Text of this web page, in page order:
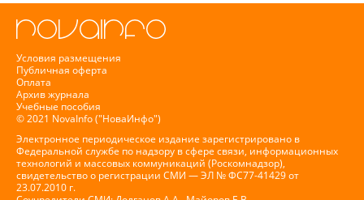
Условия размещения
Публичная оферта
Оплата
Архив журнала
Учебные пособия
© 2021 NovaInfo ("НоваИнфо")
Электронное периодическое издание зарегистрировано в
Федеральной службе по надзору в сфере связи, информационных
технологий и массовых коммуникаций (Роскомнадзор),
свидетельство о регистрации СМИ — ЭЛ № ФС77-41429 от
23.07.2010 г.